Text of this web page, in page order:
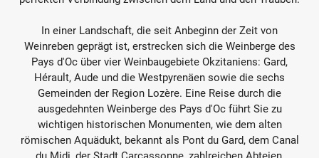
u
n
g
:
In einer Landschaft, die seit Anbeginn der Zeit von
Weinreben geprägt ist, erstrecken sich die Weinberge des
Pays d'Oc über vier Weinbaugebiete Okzitaniens: Gard,
Hérault, Aude und die Westpyrenäen sowie die sechs
Gemeinden der Region Lozère. Eine Reise durch die
ausgedehnten Weinberge des Pays d'Oc führt Sie zu
wichtigen historischen Monumenten, wie dem alten
römischen Aquädukt, bekannt als Pont du Gard, dem Canal